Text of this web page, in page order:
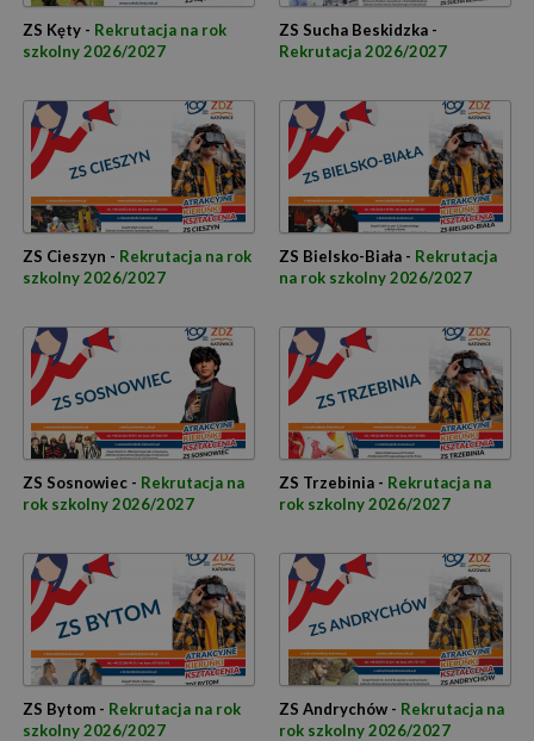
ZS Kęty - Rekrutacja na rok
szkolny 2026/2027
ZS Sucha Beskidzka -
Rekrutacja 2026/2027
ZS Cieszyn - Rekrutacja na rok
szkolny 2026/2027
ZS Bielsko-Biała - Rekrutacja
na rok szkolny 2026/2027
ZS Sosnowiec - Rekrutacja na
rok szkolny 2026/2027
ZS Trzebinia - Rekrutacja na
rok szkolny 2026/2027
ZS Bytom - Rekrutacja na rok
szkolny 2026/2027
ZS Andrychów - Rekrutacja na
rok szkolny 2026/2027